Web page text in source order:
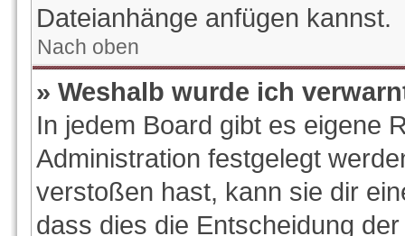
Dateianhänge anfügen kannst.
Nach oben
» Weshalb wurde ich
In jedem Board gibt es eigene
Administration festgelegt
verstoßen hast, kann sie dir
dass dies die Entscheidung